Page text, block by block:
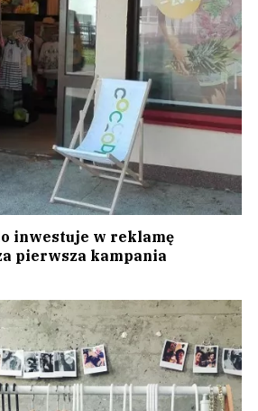
inwestuje w reklamę
pierwsza kampania